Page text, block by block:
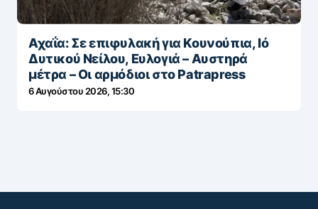
Αχαΐα: Σε επιφυλακή για Κουνούπια, Ιό
Δυτικού Νείλου, Ευλογιά – Αυστηρά
μέτρα – Οι αρμόδιοι στο Patrapress
6 Αυγούστου 2026, 15:30